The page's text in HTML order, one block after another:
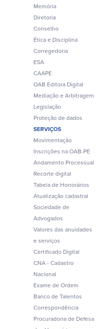
Memória
Diretoria
Conselho
Ética e Disciplina
Corregedoria
ESA
CAAPE
OAB Editora Digital
Mediação e Arbitragem
Legislação
Proteção de dados
SERVIÇOS
Movimentação
Inscrições na OAB-PE
Andamento Processual
Recorte digital
Tabela de Honorários
Atualização cadastral
Sociedade de
Advogados
Valores das anuidades
e serviços
Certificado Digital
CNA - Cadastro
Nacional
Exame de Ordem
Banco de Talentos
Correspondência
Procuradoria de Defesa